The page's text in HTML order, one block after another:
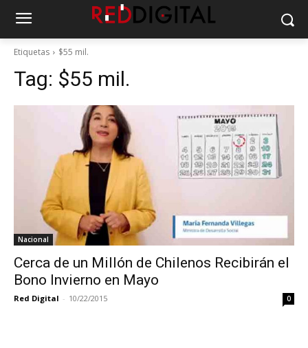
Etiquetas $55 mil.
Tag: $55 mil.
Nacional
Cerca de un Millón de Chilenos Recibirán el
Bono Invierno en Mayo
Red Digital - 10/22/2015 0